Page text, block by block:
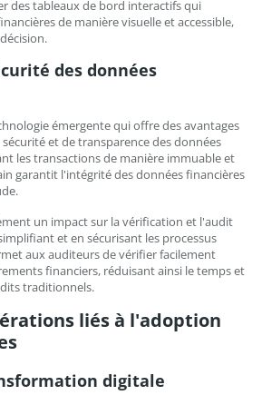
des tableaux de bord interactifs qui
de manière visuelle et accessible,
des données
émergente qui offre des avantages
et de transparence des données
les transactions de manière immuable et
garantit l'intégrité des données financières
un impact sur la vérification et l'audit
et en sécurisant les processus
aux auditeurs de vérifier facilement
financiers, réduisant ainsi le temps et
traditionnels.
liés à l'adoption
digitale